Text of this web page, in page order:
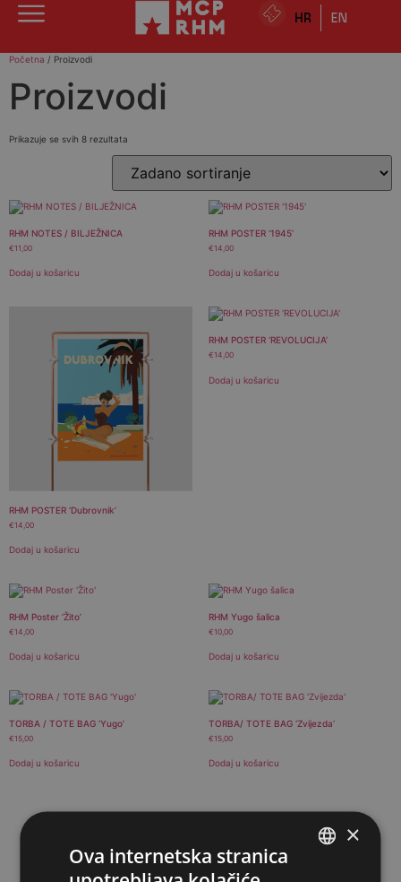
HR EN
Početna / Proizvodi
Proizvodi
Prikazuje se svih 8 rezultata
RHM NOTES / BILJEŽNICA
€ 11,00
Dodaj u košaricu
RHM POSTER ‘1945’
€ 14,00
Dodaj u košaricu
RHM POSTER ‘Dubrovnik’
€ 14,00
Dodaj u košaricu
RHM POSTER ‘REVOLUCIJA’
€ 14,00
Dodaj u košaricu
RHM Poster ‘Žito’
€ 14,00
Dodaj u košaricu
RHM Yugo šalica
€ 10,00
Dodaj u košaricu
TORBA / TOTE BAG ‘Yugo’
€ 15,00
Dodaj u košaricu
TORBA/ TOTE BAG ‘Zvijezda’
€ 15,00
Dodaj u košaricu
×
Ova internetska stranica